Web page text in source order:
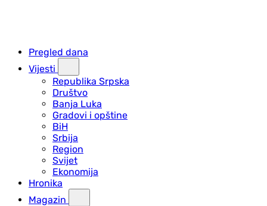
Pregled dana
Vijesti
Republika Srpska
Društvo
Banja Luka
Gradovi i opštine
BiH
Srbija
Region
Svijet
Ekonomija
Hronika
Magazin